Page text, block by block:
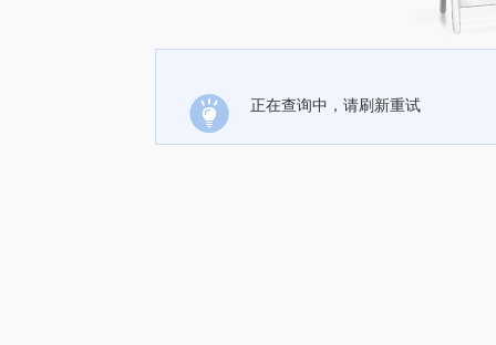
正在查询中，请刷新重试